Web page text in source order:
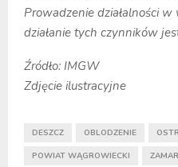
Prowadzenie działalności
działanie tych czynników
Źródło: IMGW
Zdjęcie ilustracyjne
DESZCZ OBLODZENIE
POWIAT WĄGROWIECKI